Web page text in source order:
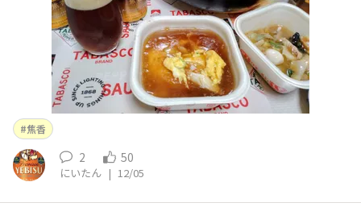
焦香
2 50
にいたん | 12/05